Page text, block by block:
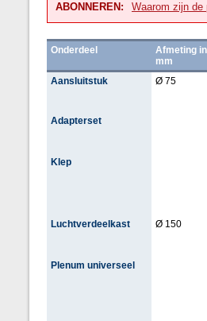
ABONNEREN: Waarom zijn de
Onderdeel
Afmeting in
mm
Aansluitstuk
Ø 75
Adapterset
Klep
Luchtverdeelkast Ø 150
Plenum universeel